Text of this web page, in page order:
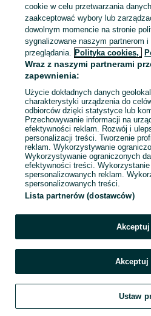
KATEGORIA
988173647
Zadzwoń / SMS
cookie w celu przetwarzania
zaakceptować wybory lub
dowolnym momencie na stronie
sygnalizowane naszym partnerom i
przeglądania. Polityka cookies,
Wraz z naszymi partnerami
zapewnienia:
Użycie dokładnych danych
charakterystyki urządzenia do
odbiorców dzięki statystyce lub
Przechowywanie informacji na
efektywności reklam. Rozwój i
personalizacji treści. Tworzenie
reklam. Wykorzystywanie
Wykorzystywanie ograniczonych
efektywności treści.
spersonalizowanych reklam.
spersonalizowanych treści.
Lista partnerów (dostawców)
Akceptuj
Ustaw